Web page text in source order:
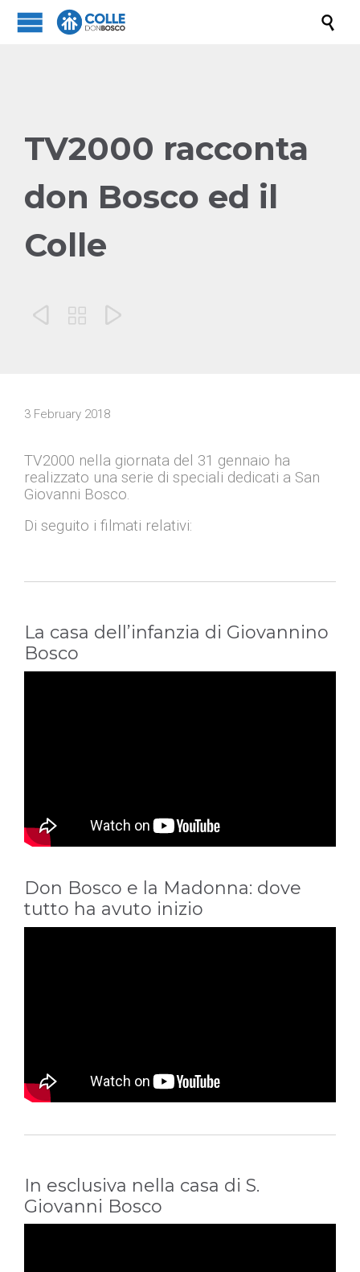

TV2000 racconta
don Bosco ed il
Colle
  
3 February 2018
TV2000 nella giornata del 31 gennaio ha
realizzato una serie di speciali dedicati a San
Giovanni Bosco.
Di seguito i filmati relativi:
La casa dell’infanzia di Giovannino
Bosco
Don Bosco e la Madonna: dove
tutto ha avuto inizio
In esclusiva nella casa di S.
Giovanni Bosco